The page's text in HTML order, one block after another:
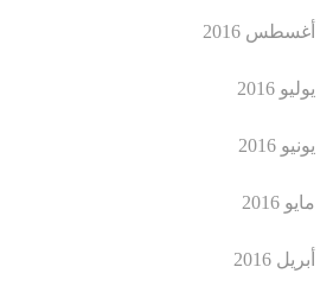
أغسطس 2016
يوليو 2016
يونيو 2016
مايو 2016
أبريل 2016